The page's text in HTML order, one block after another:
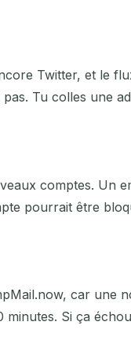
Twitter, et le
Tu colles une
comptes. Un
pourrait être
car une
Si ça